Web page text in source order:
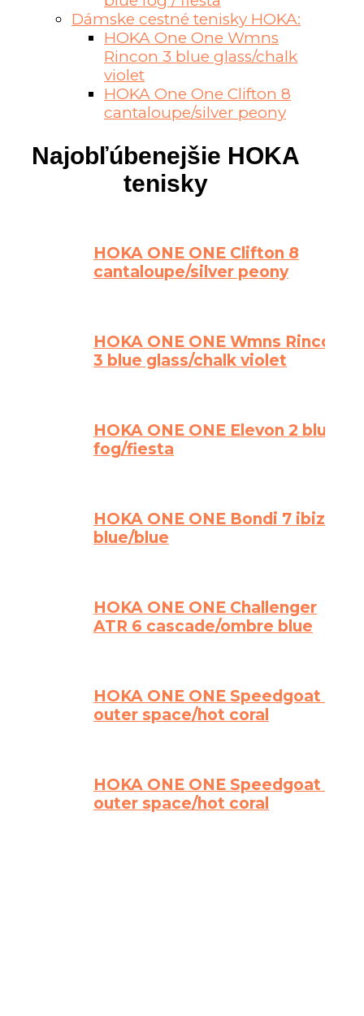
Dámske cestné tenisky HOKA:
HOKA One One Wmns
Rincon 3 blue glass/chalk
violet
HOKA One One Clifton 8
cantaloupe/silver peony
Najobľúbenejšie HOKA
tenisky
HOKA ONE ONE Clifton 8
cantaloupe/silver peony
HOKA ONE ONE Wmns Rincon
3 blue glass/chalk violet
HOKA ONE ONE Elevon 2 blue
fog/fiesta
HOKA ONE ONE Bondi 7 ibiza
blue/blue
HOKA ONE ONE Challenger
ATR 6 cascade/ombre blue
HOKA ONE ONE Speedgoat 4
outer space/hot coral
HOKA ONE ONE Speedgoat 4
outer space/hot coral